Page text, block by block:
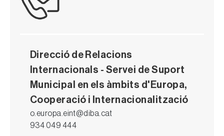
Direcció de Relacions
Internacionals - Servei de Suport
Municipal en els àmbits d'Europa,
Cooperació i Internacionalització
o.europa.eint@diba.cat
934 049 444